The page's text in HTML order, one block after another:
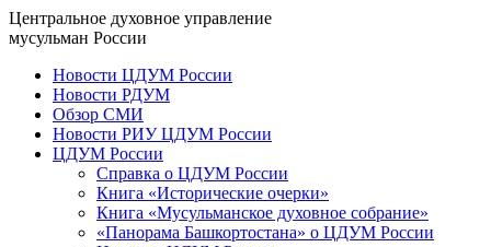
Центральное духовное управление
мусульман России
Новости ЦДУМ России
Новости РДУМ
Обзор СМИ
Новости РИУ ЦДУМ России
ЦДУМ России
Справка о ЦДУМ России
Книга «Исторические очерки»
Книга «Мусульманское духовное собрание»
«Панорама Башкортостана» о ЦДУМ России